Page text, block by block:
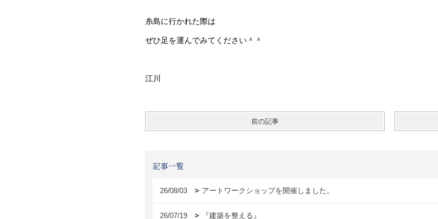
糸島に行かれた際は
ぜひ足を運んでみてください＾＾
江川
前の記事
記事一覧
26/08/03 アートワークショップを開催しました。
26/07/19 『建築を整える』